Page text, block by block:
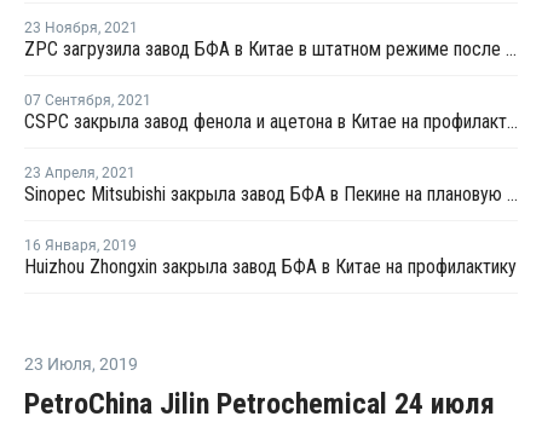
23 Ноября, 2021
ZPC загрузила завод БФА в Китае в штатном режиме после перезапуска
07 Сентября, 2021
CSPC закрыла завод фенола и ацетона в Китае на профилактику
23 Апреля, 2021
Sinopec Mitsubishi закрыла завод БФА в Пекине на плановую профилактику
16 Января, 2019
Huizhou Zhongxin закрыла завод БФА в Китае на профилактику
23 Июля, 2019
PetroChina Jilin Petrochemical 24 июля